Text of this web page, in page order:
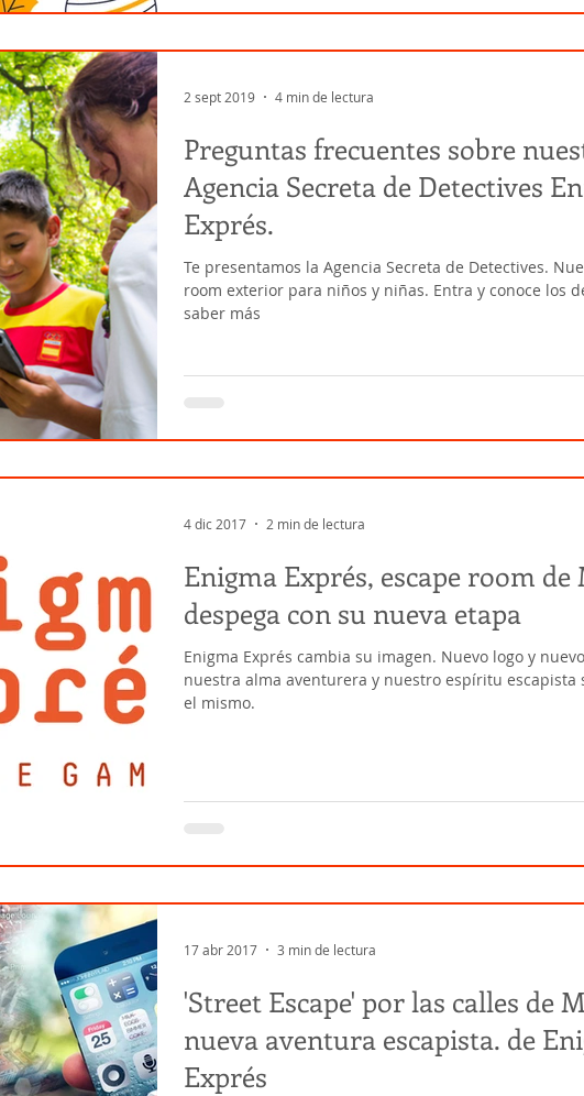
Preguntas frecuentes sobre
Agencia Secreta de Detectives
Exprés.
Te presentamos la Agencia Secreta de Detectives.
room exterior para niños y niñas. Entra y conoce los
saber más
2 sept 2019 4 min de lectura
Enigma Exprés, escape room
despega con su nueva etapa
Enigma Exprés cambia su imagen. Nuevo logo y
nuestra alma aventurera y nuestro espíritu escapista
el mismo.
4 dic 2017 2 min de lectura
'Street Escape' por las calles de
nueva aventura escapista. de Enigma
Exprés
17 abr 2017 3 min de lectura